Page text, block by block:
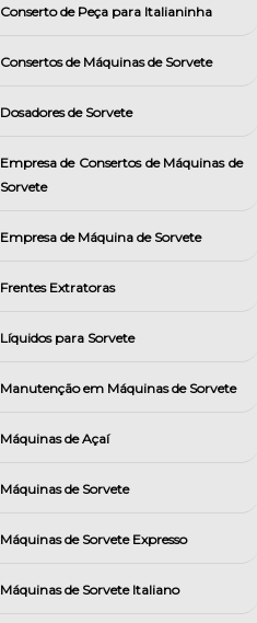
Conserto de Peça para Italianinha
Consertos de Máquinas de Sorvete
Dosadores de Sorvete
Empresa de Consertos de Máquinas de
Sorvete
Empresa de Máquina de Sorvete
Frentes Extratoras
Líquidos para Sorvete
Manutenção em Máquinas de Sorvete
Máquinas de Açaí
Máquinas de Sorvete
Máquinas de Sorvete Expresso
Máquinas de Sorvete Italiano